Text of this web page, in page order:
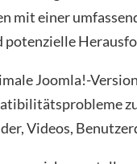
mit einer
Joomla!-
Videos,